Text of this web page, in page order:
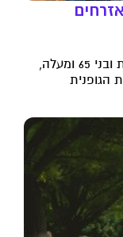
מחקר חדש בחן את הרגלי הטיול של בנות ובני 65 ומעלה,
הגופנית